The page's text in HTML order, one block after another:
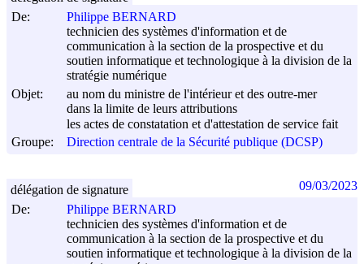
De:
Philippe BERNARD
technicien des systèmes d'information et de
communication à la section de la prospective et du
soutien informatique et technologique à la division de la
stratégie numérique
Objet:
au nom du ministre de l'intérieur et des outre-mer
dans la limite de leurs attributions
les actes de constatation et d'attestation de service fait
Groupe:
Direction centrale de la Sécurité publique (DCSP)
De:
Philippe BERNARD
technicien des systèmes d'information et de
communication à la section de la prospective et du
soutien informatique et technologique à la division de la
délégation de signature 09/03/2023